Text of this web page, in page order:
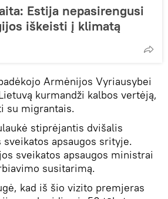
Estija nepasirengusi
iškeisti į klimatą
Armėnijos Vyriausybei
kurmandži kalbos vertėją,
su migrantais.
stiprėjantis dvišalis
sveikatos apsaugos srityje.
sveikatos apsaugos ministrai
susitarimą.
kad iš šio vizito premjeras